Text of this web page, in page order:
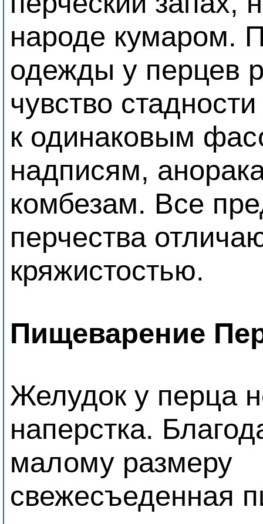
народе кумаром.
одежды у перцев
чувство
к одинаковым
надписям,
комбезам. Все
перчества
кряжистостью.
Пищеварение
Желудок у перца
наперстка.
малому размеру
свежесъеденная